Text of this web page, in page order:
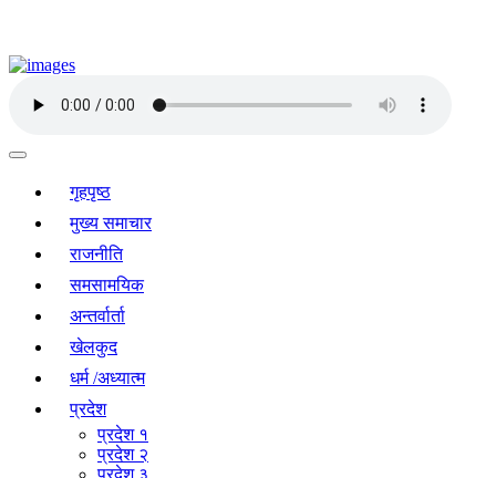
गृहपृष्ठ
मुख्य समाचार
राजनीति
समसामयिक
अन्तर्वार्ता
खेलकुद
धर्म /अध्यात्म
प्रदेश
प्रदेश १
प्रदेश २
प्रदेश ३